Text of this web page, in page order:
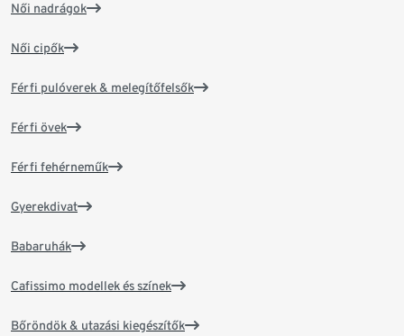
Női nadrágok
Női cipők
Férfi pulóverek & melegítőfelsők
Férfi övek
Férfi fehérneműk
Gyerekdivat
Babaruhák
Cafissimo modellek és színek
Bőröndök & utazási kiegészítők